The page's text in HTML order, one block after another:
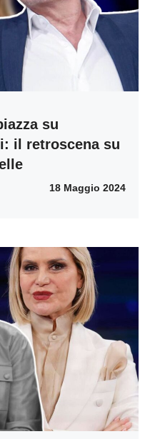
su
il retroscena su
18 Maggio 2024